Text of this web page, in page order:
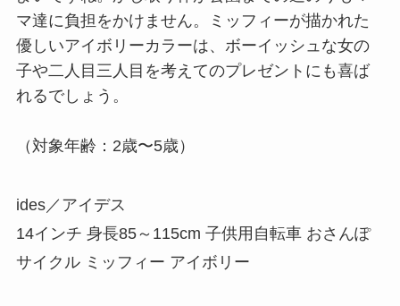
マ達に負担をかけません。ミッフィーが描かれた
優しいアイボリーカラーは、ボーイッシュな女の
子や二人目三人目を考えてのプレゼントにも喜ば
れるでしょう。
（対象年齢：2歳〜5歳）
ides／アイデス
14インチ 身長85～115cm 子供用自転車 おさんぽ
サイクル ミッフィー アイボリー